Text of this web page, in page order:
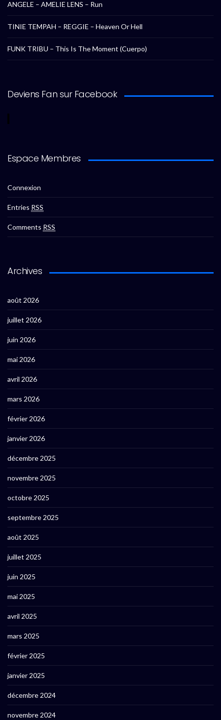
ANGELE – AMELIE LENS – Run
TINIE TEMPAH – REGGIE – Heaven Or Hell
FUNK TRIBU – This Is The Moment (Cuerpo)
Deviens Fan sur Facebook
Espace Membres
Connexion
Entries RSS
Comments RSS
Archives
août 2026
juillet 2026
juin 2026
mai 2026
avril 2026
mars 2026
février 2026
janvier 2026
décembre 2025
novembre 2025
octobre 2025
septembre 2025
août 2025
juillet 2025
juin 2025
mai 2025
avril 2025
mars 2025
février 2025
janvier 2025
décembre 2024
novembre 2024